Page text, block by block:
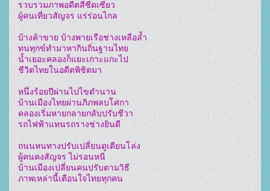
รวบรวมภาพอดีตสีซีดเซียว
ผู้คนเที่ยวสัญจร แร่ร่อนไกล
บ้างค้าขาย บ้างพายเรือช่างเหลือล้ำ
ทนทุกข์ทำมาหากินถิ่นฐานไทย
น้ำเยอะคลองก็แยะเกาะแกะไป
ชีวิตไทยในอดีตพิชิตมา
หนึ่งร้อยปีผ่านไปไขตำนาน
บ้านเมืองไทยผ่านภิภพลบโศกา
คลองเริ่มหายกลายกลับปรับชีวา
รถไฟฟ้าแทนรถรางช่างยินดี
ถนนหนทางปรับเปลี่ยนดูเตียนโล่ง
ผู้คนคงสัญจร ไม่รอนหนี
บ้านเมืองเปลี่ยนคนปรับตามวิธี
ภาพเหล่านี้เตือนใจไทยทุกคน